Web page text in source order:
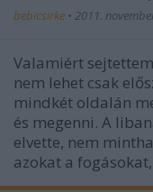
bebicsirke • 2011.
Valamiért
nem lehet csak
mindkét oldalán
és megenni. A
elvette, nem
azokat a